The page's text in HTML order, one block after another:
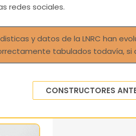
redes sociales.
y datos de la LNRC han
tabulados todavía, si
CONSTRUCTORES